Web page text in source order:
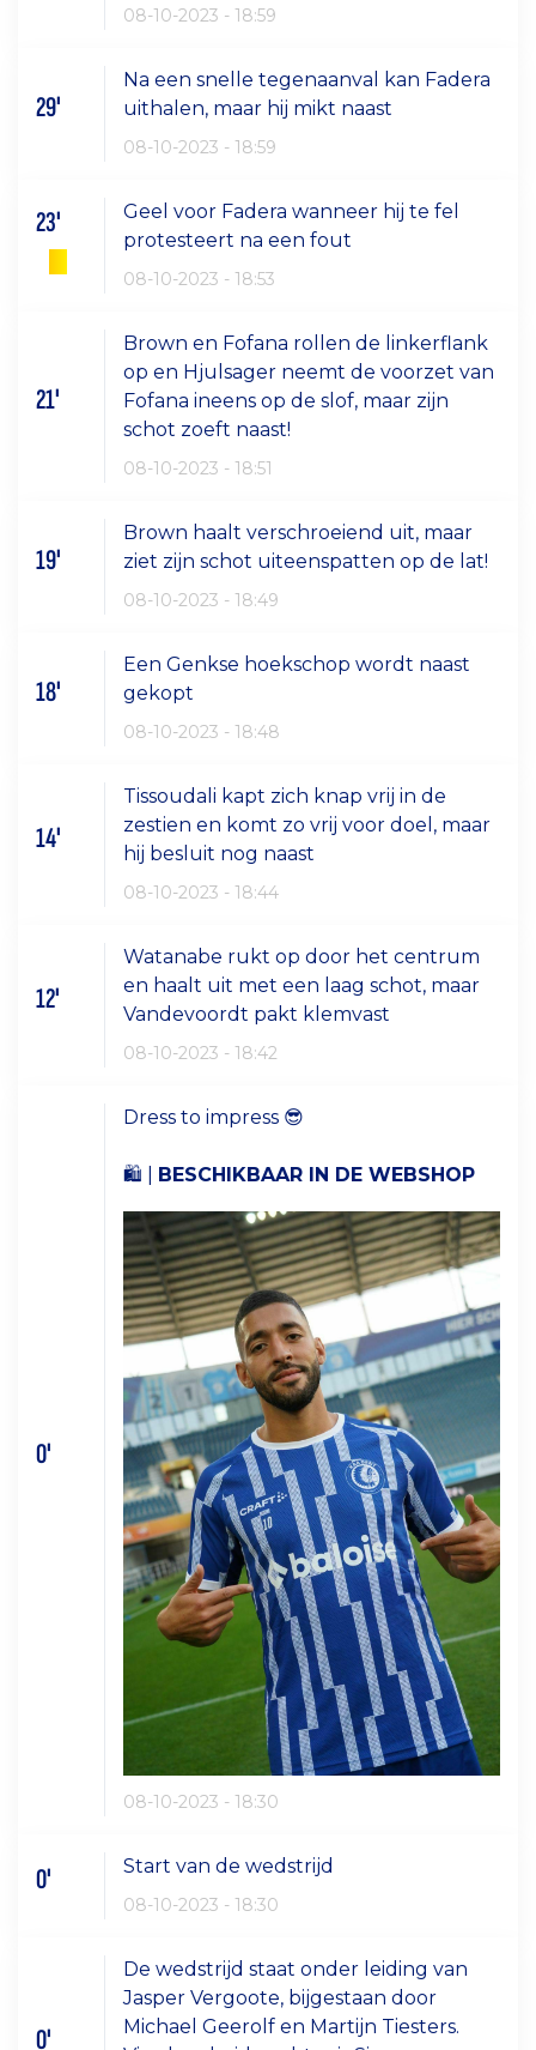
08-10-2023 - 18:59
29'
Na een snelle tegenaanval kan Fadera
uithalen, maar hij mikt naast
08-10-2023 - 18:59
23'
Geel voor Fadera wanneer hij te fel
protesteert na een fout
08-10-2023 - 18:53
21'
Brown en Fofana rollen de linkerflank
op en Hjulsager neemt de voorzet van
Fofana ineens op de slof, maar zijn
schot zoeft naast!
08-10-2023 - 18:51
19'
Brown haalt verschroeiend uit, maar
ziet zijn schot uiteenspatten op de lat!
08-10-2023 - 18:49
18'
Een Genkse hoekschop wordt naast
gekopt
08-10-2023 - 18:48
14'
Tissoudali kapt zich knap vrij in de
zestien en komt zo vrij voor doel, maar
hij besluit nog naast
08-10-2023 - 18:44
12'
Watanabe rukt op door het centrum
en haalt uit met een laag schot, maar
Vandevoordt pakt klemvast
08-10-2023 - 18:42
0'
Dress to impress 😎
🛍 | BESCHIKBAAR IN DE WEBSHOP
08-10-2023 - 18:30
0' Start van de wedstrijd
08-10-2023 - 18:30
0'
De wedstrijd staat onder leiding van
Jasper Vergoote, bijgestaan door
Michael Geerolf en Martijn Tiesters.